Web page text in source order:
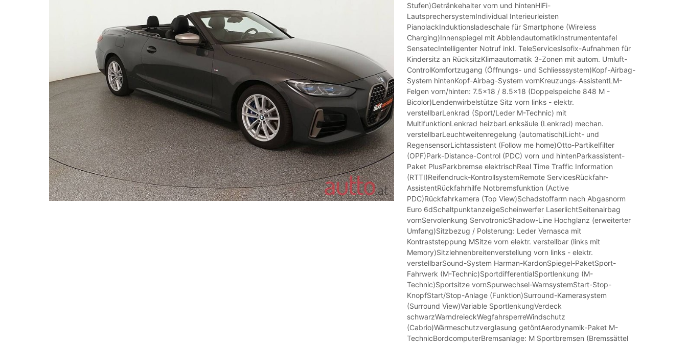
Stufen)Getränkehalter vorn und hintenHiFi-
LautsprechersystemIndividual Interieurleisten
PianolackInduktionsladeschale für Smartphone (Wireless
Charging)Innenspiegel mit AbblendautomatikInstrumententafel
SensatecIntelligenter Notruf inkl. TeleServicesIsofix-Aufnahmen für
Kindersitz an RücksitzKlimaautomatik 3-Zonen mit autom. Umluft-
ControlKomfortzugang (Öffnungs- und Schliesssystem)Kopf-Airbag-
System hintenKopf-Airbag-System vornKreuzungs-AssistentLM-
Felgen vorn/hinten: 7.5x18 / 8.5x18 (Doppelspeiche 848 M -
Bicolor)Lendenwirbelstütze Sitz vorn links - elektr.
verstellbarLenkrad (Sport/Leder M-Technic) mit
MultifunktionLenkrad heizbarLenksäule (Lenkrad) mechan.
verstellbarLeuchtweitenregelung (automatisch)Licht- und
RegensensorLichtassistent (Follow me home)Otto-Partikelfilter
(OPF)Park-Distance-Control (PDC) vorn und hintenParkassistent-
Paket PlusParkbremse elektrischReal Time Traffic Information
(RTTI)Reifendruck-KontrollsystemRemote ServicesRückfahr-
AssistentRückfahrhilfe Notbremsfunktion (Active
PDC)Rückfahrkamera (Top View)Schadstoffarm nach Abgasnorm
Euro 6dSchaltpunktanzeigeScheinwerfer LaserlichtSeitenairbag
vornServolenkung ServotronicShadow-Line Hochglanz (erweiterter
Umfang)Sitzbezug / Polsterung: Leder Vernasca mit
Kontraststeppung MSitze vorn elektr. verstellbar (links mit
Memory)Sitzlehnenbreitenverstellung vorn links - elektr.
verstellbarSound-System Harman-KardonSpiegel-PaketSport-
Fahrwerk (M-Technic)SportdifferentialSportlenkung (M-
Technic)Sportsitze vornSpurwechsel-WarnsystemStart-Stop-
KnopfStart/Stop-Anlage (Funktion)Surround-Kamerasystem
(Surround View)Variable SportlenkungVerdeck
schwarzWarndreieckWegfahrsperreWindschutz
(Cabrio)Wärmeschutzverglasung getöntAerodynamik-Paket M-
TechnicBordcomputerBremsanlage: M Sportbremsen (Bremssättel